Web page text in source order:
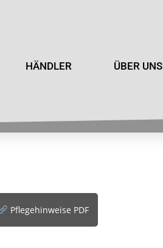
HÄNDLER ÜBER UNS
Pflegehinweise PDF